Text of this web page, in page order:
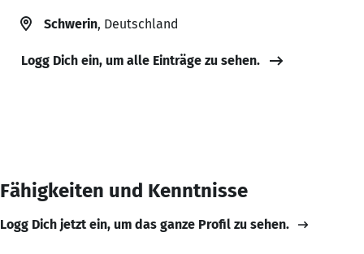
Schwerin, Deutschland
Logg Dich ein, um alle Einträge zu sehen.
Fähigkeiten und Kenntnisse
Logg Dich jetzt ein, um das ganze Profil zu sehen.